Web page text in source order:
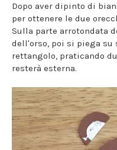
Dopo aver dipinto di
per ottenere le due
Sulla parte arrotondata
dell'orso, poi si piega su
rettangolo, praticando
resterà esterna.